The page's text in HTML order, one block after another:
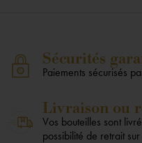
Sécurités
Paiements sécurisés
Livraison ou
Vos bouteilles sont
possibilité de retrait